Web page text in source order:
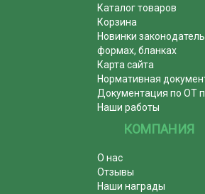
Каталог товаров
Корзина
Новинки
формах, бланках
Карта сайта
Нормативная
Документация по ОТ
Наши работы
КОМПАНИЯ
О нас
Отзывы
Наши награды